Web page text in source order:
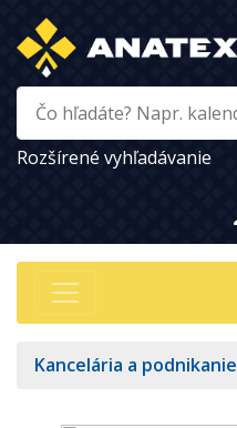
Rozšírené vyhľadávanie
Kancelária a podnikanie